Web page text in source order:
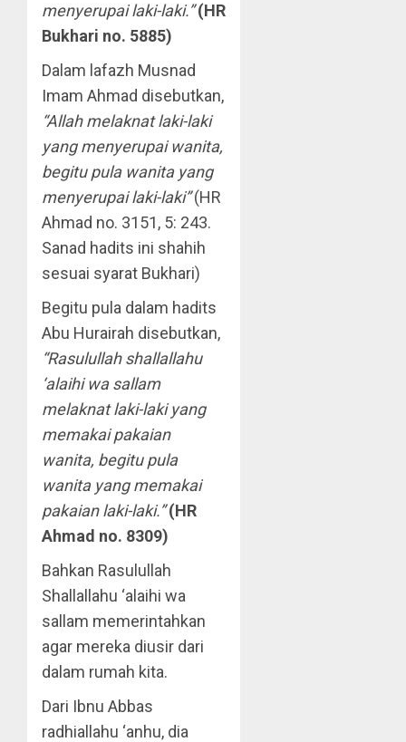
menyerupai laki-laki.” (HR
Bukhari no. 5885)
Dalam lafazh Musnad
Imam Ahmad disebutkan,
“Allah melaknat laki-laki
yang menyerupai wanita,
begitu pula wanita yang
menyerupai laki-laki”(HR
Ahmad no. 3151, 5: 243.
Sanad hadits ini shahih
sesuai syarat Bukhari)
Begitu pula dalam hadits
Abu Hurairah disebutkan,
“Rasulullah shallallahu
‘alaihi wa sallam
melaknat laki-laki yang
memakai pakaian
wanita, begitu pula
wanita yang memakai
pakaian laki-laki.” (HR
Ahmad no. 8309)
Bahkan Rasulullah
Shallallahu ‘alaihi wa
sallam memerintahkan
agar mereka diusir dari
dalam rumah kita.
Dari Ibnu Abbas
radhiallahu ‘anhu, dia